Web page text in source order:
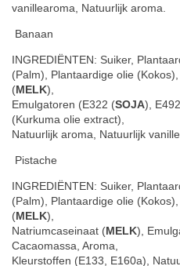
vanillearoma, Natuurlijk aroma.
Banaan
INGREDIËNTEN: Suiker,
(Palm), Plantaardige olie
(MELK),
Emulgatoren (E322 (SOJA),
(Kurkuma olie extract),
Natuurlijk aroma, Natuurlijk
Pistache
INGREDIËNTEN: Suiker,
(Palm), Plantaardige olie
(MELK),
Natriumcaseinaat (MELK),
Cacaomassa, Aroma,
Kleurstoffen (E133, E160a),